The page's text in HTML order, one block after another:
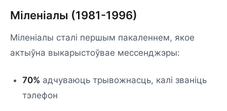
Міленіалы (1981-1996)
Міленіалы сталі першым пакаленнем, якое
актыўна выкарыстоўвае мессенджэры:
70% адчуваюць трывожнасць, калі званіць
тэлефон